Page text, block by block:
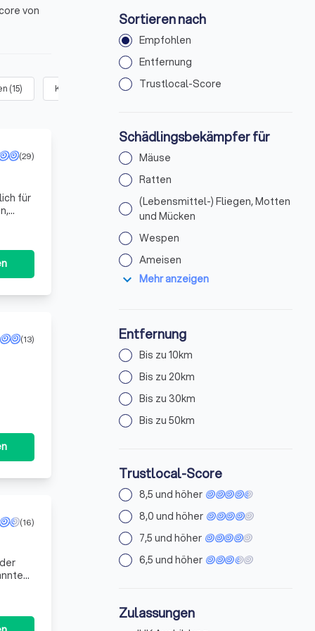
von
(15) Kakerlaken / Schaben (14) Bettwanzen
(29)
für
zur
(13)
(16)
Sortieren nach
Empfohlen
Entfernung
Trustlocal-Score
Schädlingsbekämpfer für
Mäuse
Ratten
(Lebensmittel-) Fliegen, Motten
und Mücken
Wespen
Ameisen
expand_more Mehr anzeigen
Entfernung
Bis zu 10km
Bis zu 20km
Bis zu 30km
Bis zu 50km
Trustlocal-Score
8,5 und höher
8,0 und höher
7,5 und höher
6,5 und höher
Zulassungen